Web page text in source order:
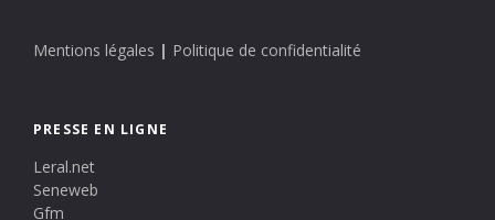
Mentions légales | Politique de confidentialité
PRESSE EN LIGNE
Leral.net
Seneweb
Gfm